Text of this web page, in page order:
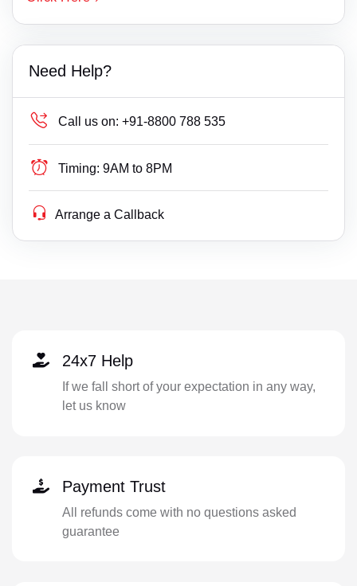
Need Help?
Call us on: +91-8800 788 535
Timing: 9AM to 8PM
Arrange a Callback
24x7 Help
If we fall short of your expectation in any way,
let us know
Payment Trust
All refunds come with no questions asked
guarantee